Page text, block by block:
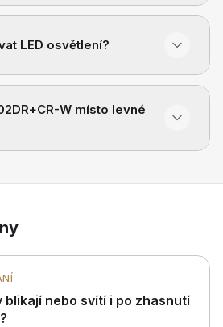
LED osvětlení?
W místo levné
blikají nebo svítí i po zhasnutí